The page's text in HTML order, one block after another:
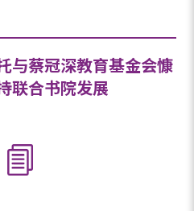
与蔡冠深教育基金会慷
联合书院发展